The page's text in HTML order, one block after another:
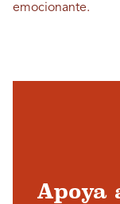
emocionante.
Apoya